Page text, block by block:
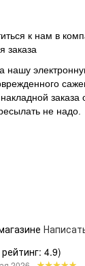
к нам в
заказа
нашу
заказа
не надо.
4.9)